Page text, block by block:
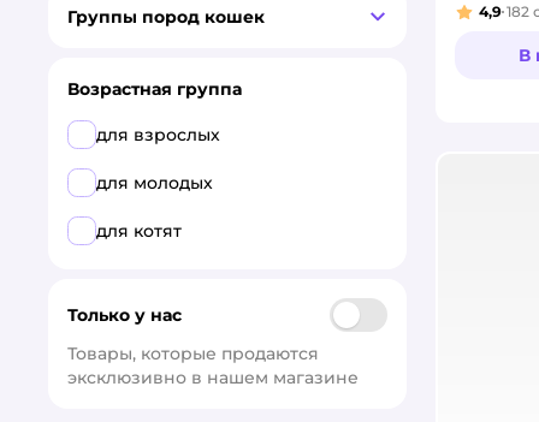
4,9 182
В
GRANDORF
Все
AlphaPet
ALTAI ANIMAL
Группы пород кошек
Возрастная группа
для взрослых
для молодых
для котят
Только у нас
Товары, которые продаются
эксклюзивно в нашем магазине